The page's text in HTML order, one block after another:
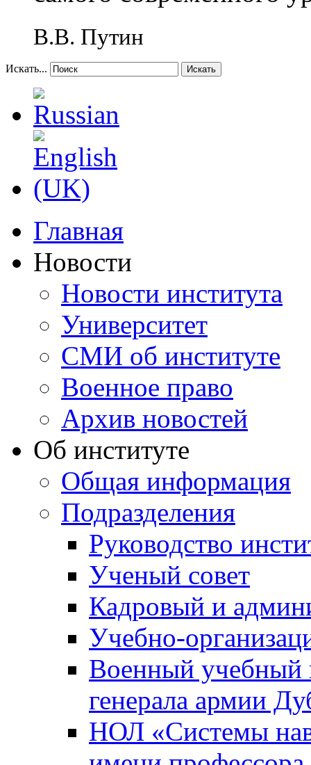
В.В. Путин
Искать... Искать
Главная
Новости
Новости института
Университет
СМИ об институте
Военное право
Архив новостей
Об институте
Общая информация
Подразделения
Руководство
Ученый совет
Кадровый и
Учебно-
Военный учебный
генерала армии
НОЛ «Системы